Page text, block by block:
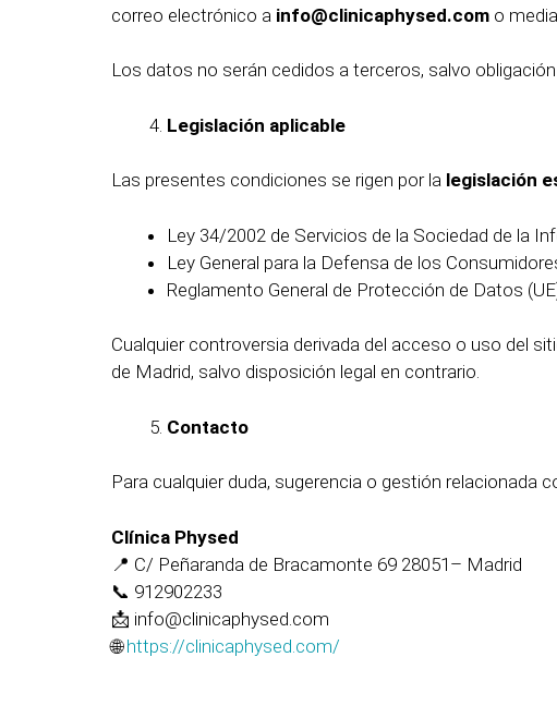
correo electrónico a info@clinicaphysed.com o
Los datos no serán cedidos a terceros, salvo
Legislación aplicable
Las presentes condiciones se rigen por la legislación
Ley 34/2002 de Servicios de la Sociedad de la
Ley General para la Defensa de los
Reglamento General de Protección de Datos
Cualquier controversia derivada del acceso o uso del
de Madrid, salvo disposición legal en contrario.
Contacto
Para cualquier duda, sugerencia o gestión relacionada
Clínica Physed
📍 C/ Peñaranda de Bracamonte 69 28051– Madrid
📞 912902233
📩 info@clinicaphysed.com
🌐https://clinicaphysed.com/